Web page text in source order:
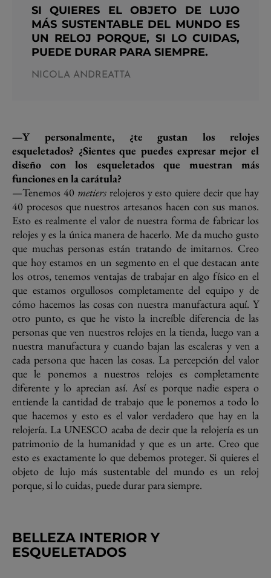
SI QUIERES EL OBJETO DE LUJO
MÁS SUSTENTABLE DEL MUNDO ES
UN RELOJ PORQUE, SI LO CUIDAS,
PUEDE DURAR PARA SIEMPRE.
NICOLA ANDREATTA
—Y personalmente, ¿te gustan los relojes
esqueletados? ¿Sientes que puedes expresar mejor el
diseño con los esqueletados que muestran más
funciones en la carátula?
—Tenemos 40 metiersrelojeros y esto quiere decir que hay
40 procesos que nuestros artesanos hacen con sus manos.
Esto es realmente el valor de nuestra forma de fabricar los
relojes y es la única manera de hacerlo. Me da mucho gusto
que muchas personas están tratando de imitarnos. Creo
que hoy estamos en un segmento en el que destacan ante
los otros, tenemos ventajas de trabajar en algo físico en el
que estamos orgullosos completamente del equipo y de
cómo hacemos las cosas con nuestra manufactura aquí. Y
otro punto, es que he visto la increíble diferencia de las
personas que ven nuestros relojes en la tienda, luego van a
nuestra manufactura y cuando bajan las escaleras y ven a
cada persona que hacen las cosas. La percepción del valor
que le ponemos a nuestros relojes es completamente
diferente y lo aprecian así. Así es porque nadie espera o
entiende la cantidad de trabajo que le ponemos a todo lo
que hacemos y esto es el valor verdadero que hay en la
relojería. La UNESCO acaba de decir que la relojería es un
patrimonio de la humanidad y que es un arte. Creo que
esto es exactamente lo que debemos proteger. Si quieres el
objeto de lujo más sustentable del mundo es un reloj
porque, si lo cuidas, puede durar para siempre.
BELLEZA INTERIOR Y
ESQUELETADOS